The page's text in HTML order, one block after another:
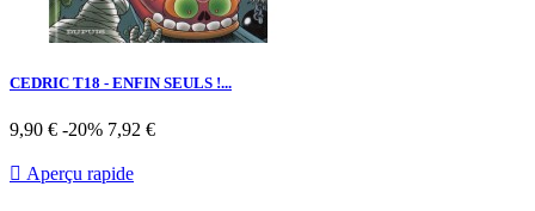
CEDRIC T18 - ENFIN SEULS !...
Prix
base
9,90 € -20% Prix
7,92 €
 Aperçu rapide